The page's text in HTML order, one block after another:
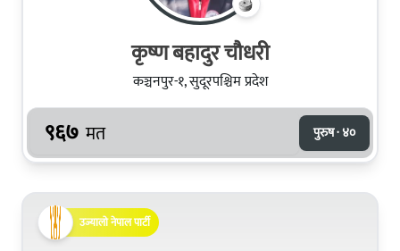
कृष्ण बहादुर चौधरी
कञ्चनपुर-१, सुदूरपश्चिम प्रदेश
९६७ मत पुरुष · ४०
उज्यालो नेपाल पार्टी